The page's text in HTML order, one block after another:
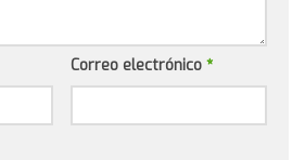
Correo electrónico *